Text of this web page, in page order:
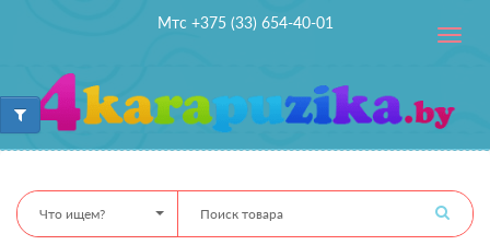
Мтс +375 (33) 654-40-01
Toggle
Что ищем?